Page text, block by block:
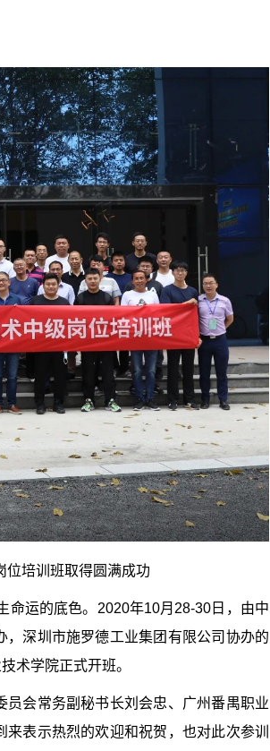
培训班取得圆满成功
命运的底色。2020年10月28-30日，由中
深圳市施罗德工业集团有限公司协办的
术学院正式开班。
会常务副秘书长刘会忠、广州番禺职业
表示热烈的欢迎和祝贺，也对此次参训